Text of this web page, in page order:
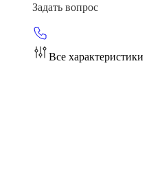
Задать вопрос
Все характеристики